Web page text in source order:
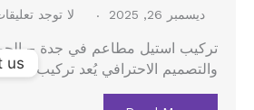
ديسمبر 26, 2025 لا توجد
تركيب استيل مطاعم في جدة –
والتصميم الاحترافي يُعد تركيب us